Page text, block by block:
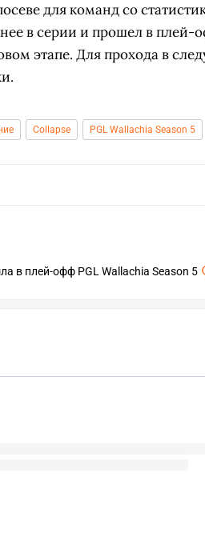
для команд со
в серии и прошел в плей-
этапе. Для прохода в
Collapse PGL Wallachia Season 5
в плей-офф PGL Wallachia Season 5